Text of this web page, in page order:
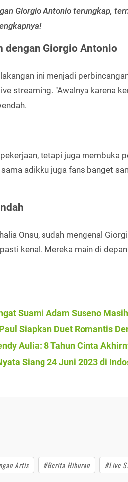
Giorgio Antonio terungkap,
dengan Giorgio Antonio
ini menjadi
streaming. "Awalnya karena
tetapi juga membuka
adikku juga fans banget
Onsu, sudah mengenal
kenal. Mereka main di
Suami Adam Suseno
Siapkan Duet Romantis
Aulia: 8 Tahun Cinta
Siang 24 Juni 2023 di
Artis #Berita Hiburan #Live